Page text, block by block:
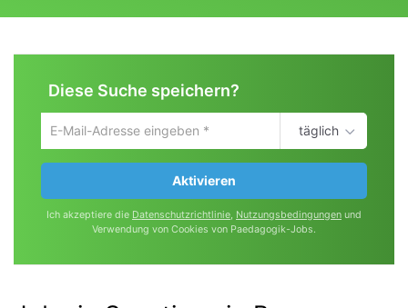
Diese Suche speichern?
Um
die
aktuelle
zu
speichern
deine
ein
täglich
Aktivieren
Ich akzeptiere die Datenschutzrichtlinie, Nutzungsbedingungen und
Verwendung von Cookies von Paedagogik-Jobs.